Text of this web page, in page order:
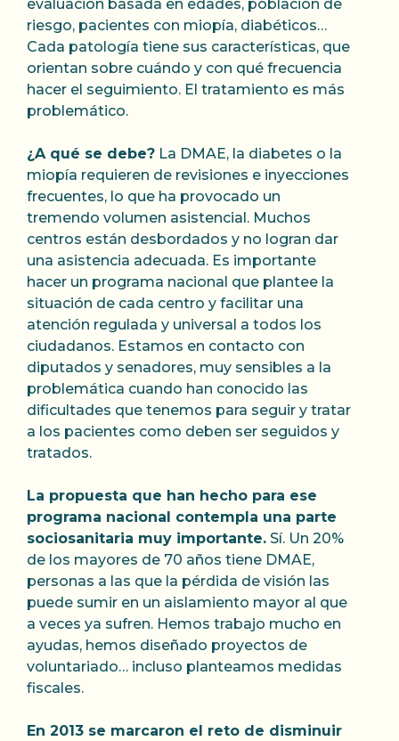
evaluación basada en edades, población de
riesgo, pacientes con miopía, diabéticos…
Cada patología tiene sus características, que
orientan sobre cuándo y con qué frecuencia
hacer el seguimiento. El tratamiento es más
problemático.
¿A qué se debe? La DMAE, la diabetes o la
miopía requieren de revisiones e inyecciones
frecuentes, lo que ha provocado un
tremendo volumen asistencial. Muchos
centros están desbordados y no logran dar
una asistencia adecuada. Es importante
hacer un programa nacional que plantee la
situación de cada centro y facilitar una
atención regulada y universal a todos los
ciudadanos. Estamos en contacto con
diputados y senadores, muy sensibles a la
problemática cuando han conocido las
dificultades que tenemos para seguir y tratar
a los pacientes como deben ser seguidos y
tratados.
La propuesta que han hecho para ese
programa nacional contempla una parte
sociosanitaria muy importante. Sí. Un 20%
de los mayores de 70 años tiene DMAE,
personas a las que la pérdida de visión las
puede sumir en un aislamiento mayor al que
a veces ya sufren. Hemos trabajo mucho en
ayudas, hemos diseñado proyectos de
voluntariado… incluso planteamos medidas
fiscales.
En 2013 se marcaron el reto de disminuir